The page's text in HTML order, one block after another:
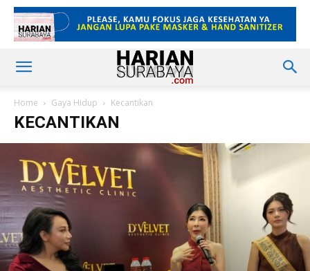
Home Gaya Hidup Kecantikan
KECANTIKAN